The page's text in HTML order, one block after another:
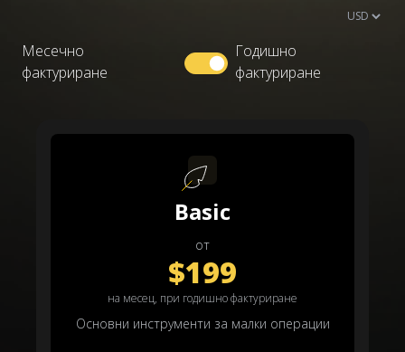
Месечно
фактуриране
Годишно
фактуриране
Basic
от
$199
на месец, при годишно фактуриране
Основни инструменти за малки операции